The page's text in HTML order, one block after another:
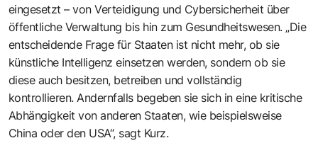
eingesetzt – von Verteidigung und Cybersicherheit über
öffentliche Verwaltung bis hin zum Gesundheitswesen. „Die
entscheidende Frage für Staaten ist nicht mehr, ob sie
künstliche Intelligenz einsetzen werden, sondern ob sie
diese auch besitzen, betreiben und vollständig
kontrollieren. Andernfalls begeben sie sich in eine kritische
Abhängigkeit von anderen Staaten, wie beispielsweise
China oder den USA“, sagt Kurz.